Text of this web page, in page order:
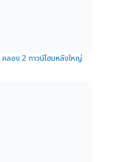
ลอง 2 ทาวน์โฮมหลังใหญ่